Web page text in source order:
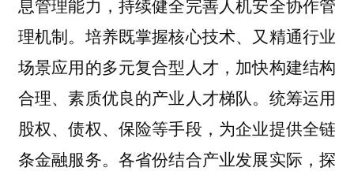
理机制。培养既掌握核心技术、又精通行业
场景应用的多元复合型人才，加快构建结构
合理、素质优良的产业人才梯队。统筹运用
股权、债权、保险等手段，为企业提供全链
条金融服务。各省份结合产业发展实际，探